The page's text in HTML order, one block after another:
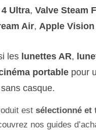
Ultra, Valve Steam
Air, Apple
les lunettes AR,
portablepour
casque.
est sélectionné et
nos guides